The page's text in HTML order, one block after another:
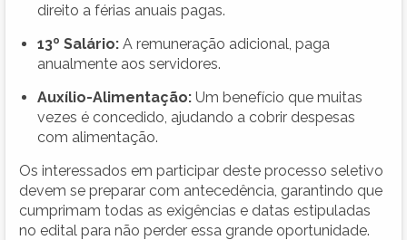
direito a férias anuais pagas.
13º Salário: A remuneração adicional, paga
anualmente aos servidores.
Auxílio-Alimentação: Um benefício que muitas
vezes é concedido, ajudando a cobrir despesas
com alimentação.
Os interessados em participar deste processo seletivo
devem se preparar com antecedência, garantindo que
cumprimam todas as exigências e datas estipuladas
no edital para não perder essa grande oportunidade.